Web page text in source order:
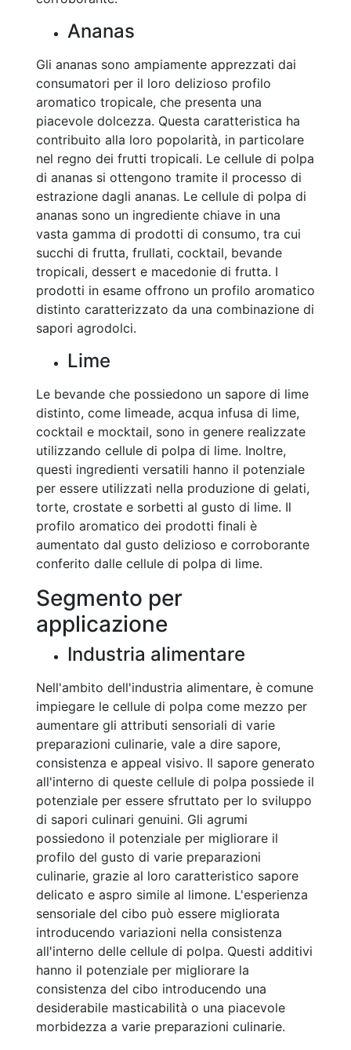
Ananas
Gli ananas sono ampiamente apprezzati dai
consumatori per il loro delizioso profilo
aromatico tropicale, che presenta una
piacevole dolcezza. Questa caratteristica ha
contribuito alla loro popolarità, in particolare
nel regno dei frutti tropicali. Le cellule di polpa
di ananas si ottengono tramite il processo di
estrazione dagli ananas. Le cellule di polpa di
ananas sono un ingrediente chiave in una
vasta gamma di prodotti di consumo, tra cui
succhi di frutta, frullati, cocktail, bevande
tropicali, dessert e macedonie di frutta. I
prodotti in esame offrono un profilo aromatico
distinto caratterizzato da una combinazione di
sapori agrodolci.
Lime
Le bevande che possiedono un sapore di lime
distinto, come limeade, acqua infusa di lime,
cocktail e mocktail, sono in genere realizzate
utilizzando cellule di polpa di lime. Inoltre,
questi ingredienti versatili hanno il potenziale
per essere utilizzati nella produzione di gelati,
torte, crostate e sorbetti al gusto di lime. Il
profilo aromatico dei prodotti finali è
aumentato dal gusto delizioso e corroborante
conferito dalle cellule di polpa di lime.
Segmento per
applicazione
Industria alimentare
Nell'ambito dell'industria alimentare, è comune
impiegare le cellule di polpa come mezzo per
aumentare gli attributi sensoriali di varie
preparazioni culinarie, vale a dire sapore,
consistenza e appeal visivo. Il sapore generato
all'interno di queste cellule di polpa possiede il
potenziale per essere sfruttato per lo sviluppo
di sapori culinari genuini. Gli agrumi
possiedono il potenziale per migliorare il
profilo del gusto di varie preparazioni
culinarie, grazie al loro caratteristico sapore
delicato e aspro simile al limone. L'esperienza
sensoriale del cibo può essere migliorata
introducendo variazioni nella consistenza
all'interno delle cellule di polpa. Questi additivi
hanno il potenziale per migliorare la
consistenza del cibo introducendo una
desiderabile masticabilità o una piacevole
morbidezza a varie preparazioni culinarie.